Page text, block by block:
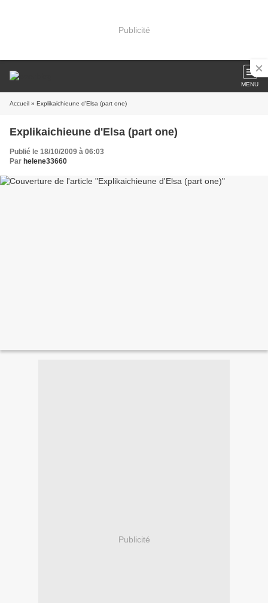
Publicité
MENU
Accueil » Explikaichieune d'Elsa (part one)
Explikaichieune d'Elsa (part one)
Publié le 18/10/2009 à 06:03
Par helene33660
Publicité